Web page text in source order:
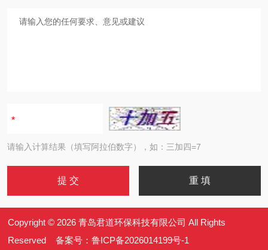
请输入计算结果（填写阿拉伯数字），如：三加四=7
Copyright © 2026 青岛君道环保科技有限公司 All Rights
Reserved 备案号：鲁ICP备2026014199号-1